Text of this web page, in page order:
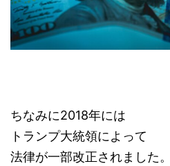
ちなみに2018年には
トランプ大統領によって
法律が一部改正されました。